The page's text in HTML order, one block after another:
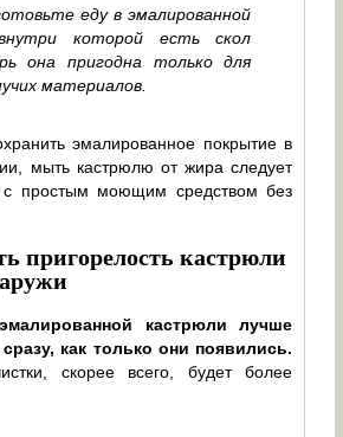
еду в эмалированной
которой есть скол
она пригодна только для
материалов.
эмалированное покрытие в
мыть кастрюлю от жира следует
с простым моющим средством без
пригорелость кастрюли
кастрюли лучше
как только они появились.
скорее всего, будет более